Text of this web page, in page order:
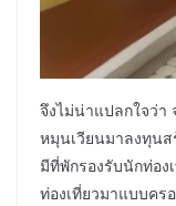
จึงไม่น่าแปลกใจว่า
หมุนเวียนมาลงทุน
มีที่พักรองรับนักท่อง
ท่องเที่ยวมาแบบคร